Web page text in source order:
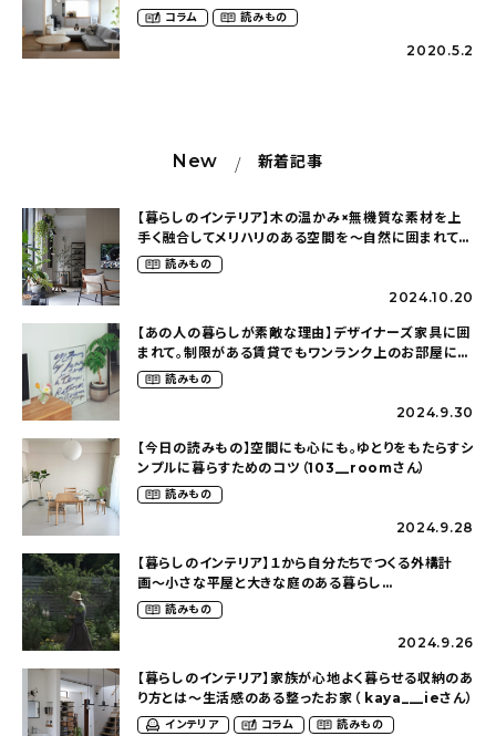
（aha.homeさん）
コラム 読みもの
2020.5.2
New 新着記事
【暮らしのインテリア】木の温かみ×無機質な素材を上
手く融合してメリハリのある空間を〜自然に囲まれて暮
らす（ki_no_ieさん）
読みもの
2024.10.20
【あの人の暮らしが素敵な理由】デザイナーズ家具に囲
まれて。制限がある賃貸でもワンランク上のお部屋に〜
狭くても好きな暮らしのこと（_____chika708さん）
読みもの
2024.9.30
【今日の読みもの】空間にも心にも。ゆとりをもたらすシ
ンプルに暮らすためのコツ（103__roomさん）
読みもの
2024.9.28
【暮らしのインテリア】１から自分たちでつくる外構計
画〜小さな平屋と大きな庭のある暮らし
（tsumikiniwaさん）
読みもの
2024.9.26
【暮らしのインテリア】家族が心地よく暮らせる収納のあ
り方とは〜生活感のある整ったお家（ kaya___ieさん）
インテリア コラム 読みもの